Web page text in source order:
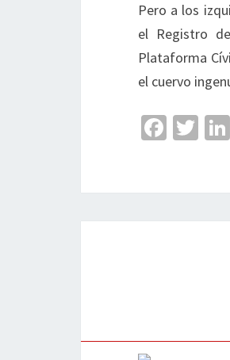
Pero a los
el Registro
Plataforma
el cuervo
Fa
o
T